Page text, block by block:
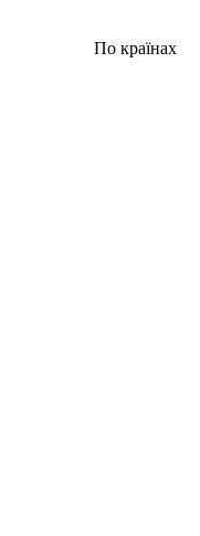
По країнах